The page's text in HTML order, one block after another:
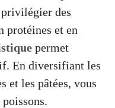
des
protéines et en
permet
En diversifiant les
et les pâtées, vous